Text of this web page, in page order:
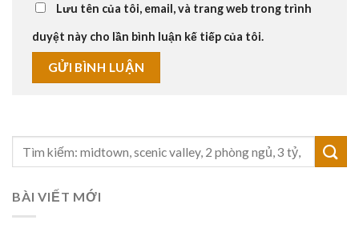
Lưu tên của tôi, email, và trang web trong trình
duyệt này cho lần bình luận kế tiếp của tôi.
BÀI VIẾT MỚI